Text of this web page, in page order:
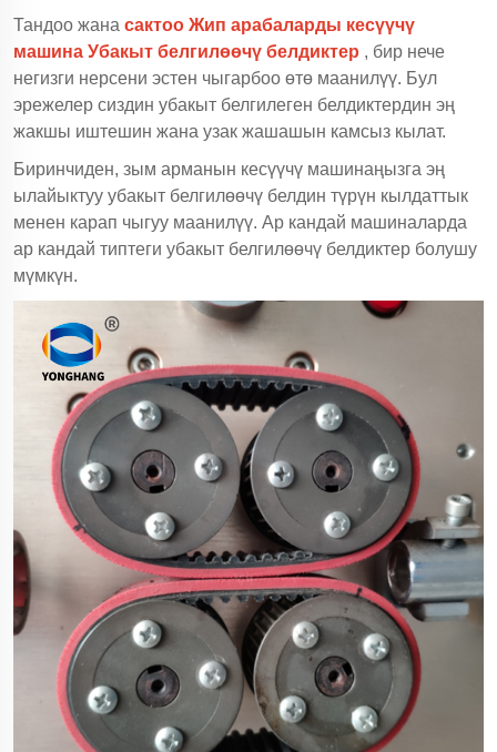
Тандоо жана сактоо Жип арабаларды кесүүчү
машина Убакыт белгилөөчү белдиктер , бир нече
негизги нерсени эстен чыгарбоо өтө маанилүү. Бул
эрежелер сиздин убакыт белгилеген белдиктердин эң
жакшы иштешин жана узак жашашын камсыз кылат.
Биринчиден, зым арманын кесүүчү машинаңызга эң
ылайыктуу убакыт белгилөөчү белдин түрүн кылдаттык
менен карап чыгуу маанилүү. Ар кандай машиналарда
ар кандай типтеги убакыт белгилөөчү белдиктер болушу
мүмкүн.